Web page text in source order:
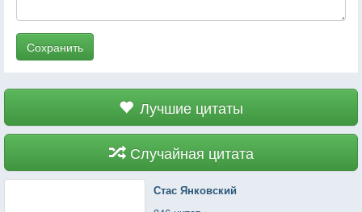
Сохранить
Лучшие цитаты
Случайная цитата
Стас Янковский